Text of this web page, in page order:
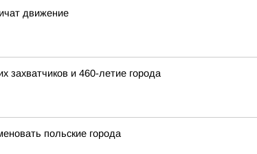
движение
захватчиков и 460-летие города
польские города